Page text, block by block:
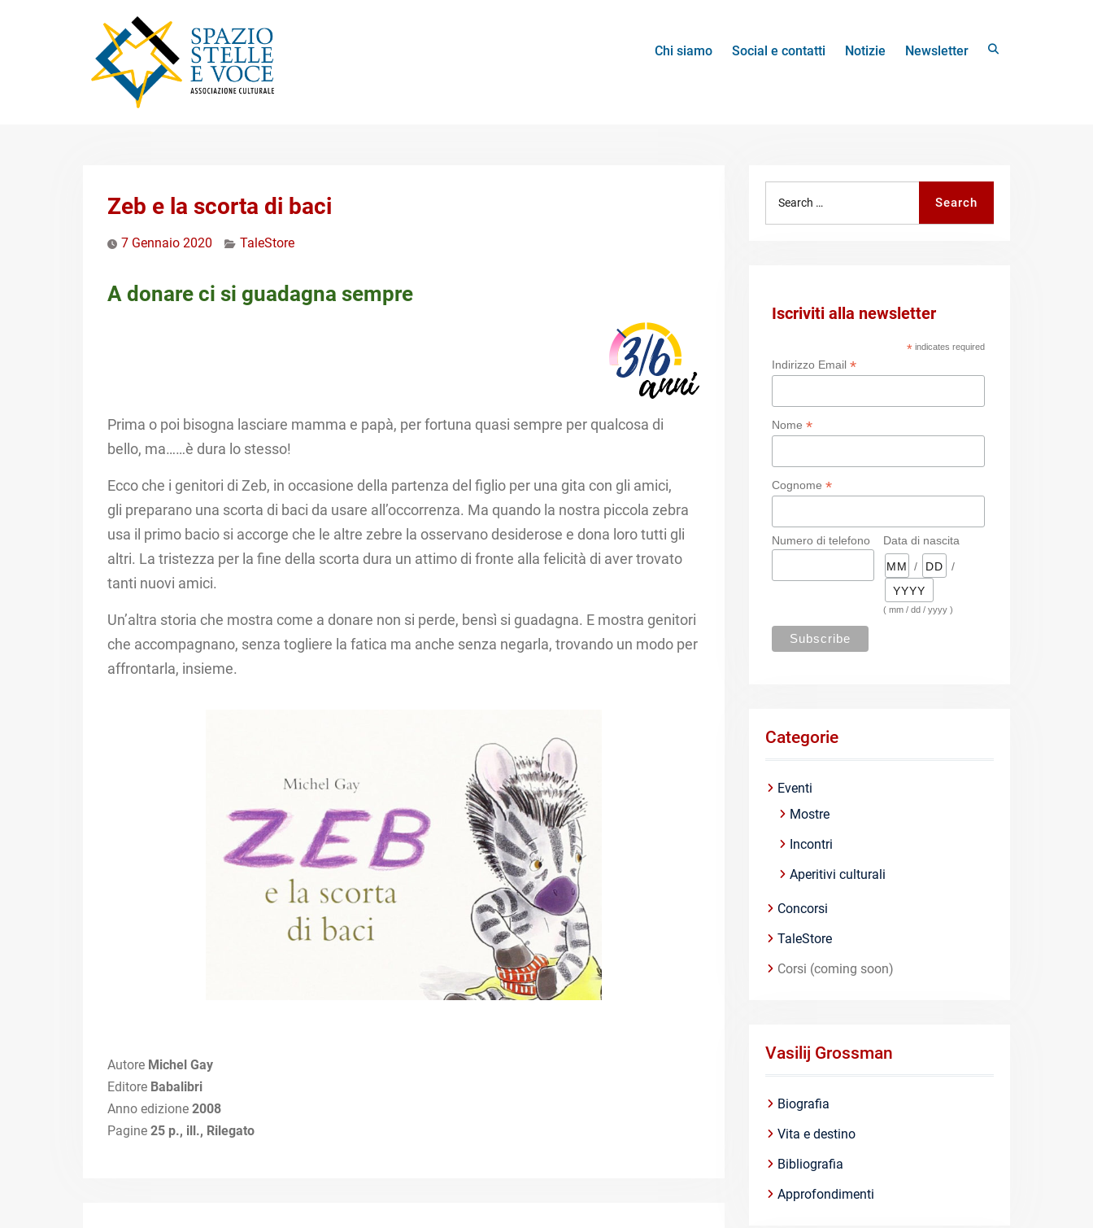
Chi siamo Social e contatti Notizie Newsletter
Zeb e la scorta di baci
7 Gennaio 2020 TaleStore
A donare ci si guadagna sempre
Prima o poi bisogna lasciare mamma e papà, per fortuna quasi sempre per qualcosa di
bello, ma……è dura lo stesso!
Ecco che i genitori di Zeb, in occasione della partenza del figlio per una gita con gli amici,
gli preparano una scorta di baci da usare all’occorrenza. Ma quando la nostra piccola zebra
usa il primo bacio si accorge che le altre zebre la osservano desiderose e dona loro tutti gli
altri. La tristezza per la fine della scorta dura un attimo di fronte alla felicità di aver trovato
tanti nuovi amici. ​
Un’altra storia che mostra come a donare non si perde, bensì si guadagna.​ E mostra genitori
che accompagnano, senza togliere la fatica ma anche senza negarla, trovando un modo per
affrontarla, insieme. ​
Autore Michel Gay
Editore Babalibri
Anno edizione 2008
Pagine 25 p., ill., Rilegato
Search
Iscriviti alla newsletter
* indicates required
Indirizzo Email*
Nome*
Cognome*
Numero di telefono
Data di nascita
/
/
( mm / dd / yyyy )
Categorie
Eventi
Mostre
Incontri
Aperitivi culturali
Concorsi
TaleStore
Corsi (coming soon)
Vasilij Grossman
Biografia
Vita e destino
Bibliografia
Approfondimenti